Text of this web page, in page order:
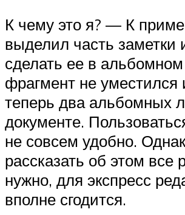
К чему это я? — К
выделил часть заметки
сделать ее в
фрагмент не уместился
теперь два альбомных
документе.
не совсем удобно.
рассказать об этом все
нужно, для экспресс
вполне сгодится.